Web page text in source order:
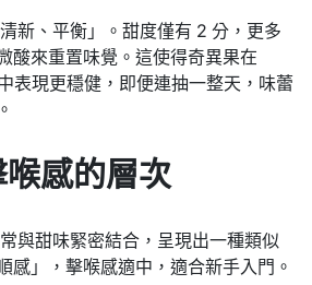
新、 平衡」。 甜度僅有 2 分， 更多
酸來重置味覺。 這使得奇異果在
表現更穩健， 即便連抽一整天， 味蕾
感的層次
與甜味緊密結合， 呈現出一種類似
感」， 擊喉感適中， 適合新手入門。